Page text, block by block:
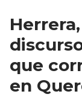
que
en